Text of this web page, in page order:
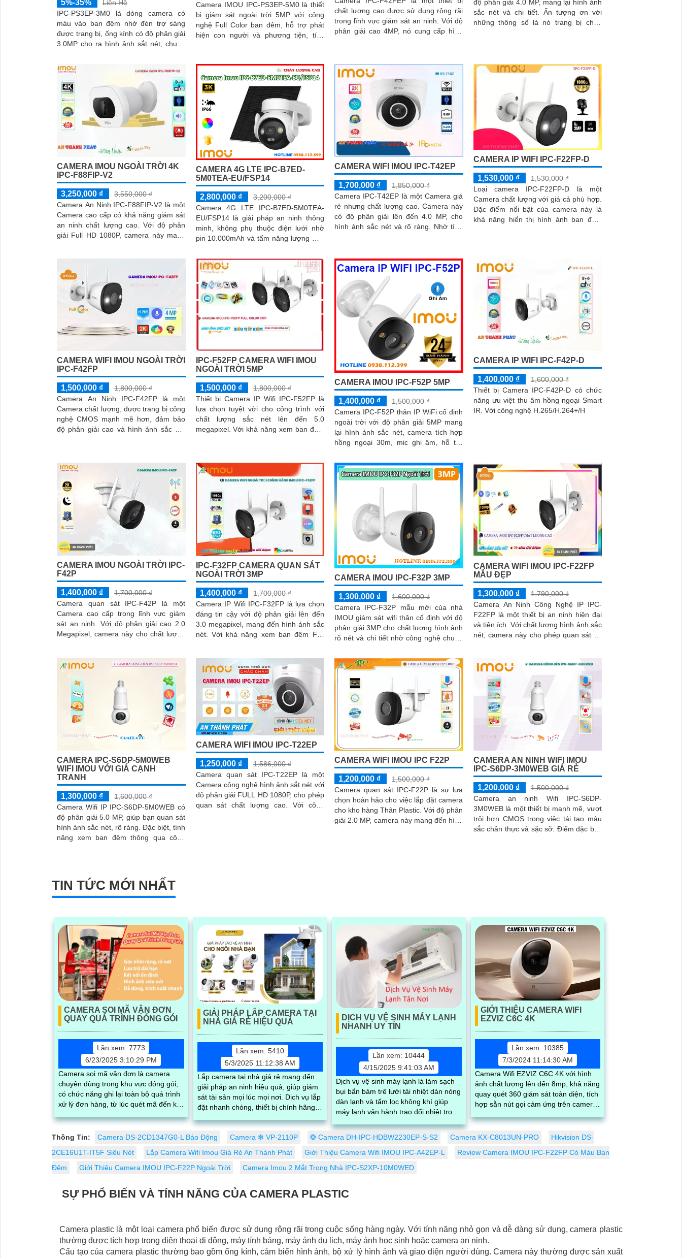
5%-35%
Liên Hệ
IPC-PS3EP-3M0 là dòng camera có
màu vào ban đêm nhờ đèn trợ sáng
được trang bị, ống kính có độ phân giải
3.0MP cho ra hình ảnh sắt nét, chuẩn
Camera IMOU IPC-PS3EP-5M0 là thiết
bị giám sát ngoài trời 5MP với công
nghệ Full Color ban đêm, hỗ trợ phát
hiện con người và phương tiện, tích
và văn phòng
chất lượng cao được sử dụng rộng rãi
trong lĩnh vực giám sát an ninh. Với độ
phân giải cao 4MP, nó cung cấp hình
độ phân giải 4.0 MP, mang lại hình ảnh
sắc nét và chi tiết. Ấn tượng ơn với
những thông số là nó trang bị chức
CAMERA IMOU NGOÀI TRỜI 4K
IPC-F88FIP-V2
3,250,000 ₫
3,550,000 ₫
Camera An Ninh IPC-F88FIP-V2 là một
Camera cao cấp có khả năng giám sát
an ninh chất lượng cao. Với độ phân
giải Full HD 1080P, camera này mang
CAMERA 4G LTE IPC-B7ED-
5M0TEA-EU/FSP14
2,800,000 ₫
3,200,000 ₫
Camera 4G LTE IPC-B7ED-5M0TEA-
EU/FSP14 là giải pháp an ninh thông
minh, không phụ thuộc điện lưới nhờ
pin 10.000mAh và tấm năng lượng mặt
CAMERA WIFI IMOU IPC-T42EP
1,700,000 ₫
1,850,000 ₫
Camera IPC-T42EP là một Camera giá
rẻ nhưng chất lượng cao. Camera này
có độ phân giải lên đến 4.0 MP, cho
hình ảnh sắc nét và rõ ràng. Nhờ tính
CAMERA IP WIFI IPC-F22FP-D
1,530,000 ₫
1,530,000 ₫
Loại camera IPC-F22FP-D là một
Camera chất lượng với giá cả phù hợp.
Đặc điểm nổi bật của camera này là
khả năng hiển thị hình ảnh ban đêm
CAMERA WIFI IMOU NGOÀI TRỜI
IPC-F42FP
1,500,000 ₫
1,800,000 ₫
Camera An Ninh IPC-F42FP là một
Camera chất lượng, được trang bị công
nghệ CMOS mạnh mẽ hơn, đảm bảo
độ phân giải cao và hình ảnh sắc nét
IPC-F52FP CAMERA WIFI IMOU
NGOÀI TRỜI 5MP
1,500,000 ₫
1,800,000 ₫
Thiết bị Camera IP Wifi IPC-F52FP là
lựa chọn tuyệt vời cho công trình với
chất lượng sắc nét lên đến 5.0
megapixel. Với khả năng xem ban đêm
CAMERA IMOU IPC-F52P 5MP
1,400,000 ₫
1,500,000 ₫
Camera IPC-F52P thân IP WiFi cố định
ngoài trời với độ phân giải 5MP mang
lại hình ảnh sắc nét, camera tích hợp
hồng ngoại 30m, mic ghi âm, hỗ trợ
CAMERA IP WIFI IPC-F42P-D
1,400,000 ₫
1,600,000 ₫
Thiết bị Camera IPC-F42P-D có chức
năng ưu việt thu âm hồng ngoại Smart
IR. Với công nghệ H.265/H.264+/H
CAMERA IMOU NGOÀI TRỜI IPC-
F42P
1,400,000 ₫
1,700,000 ₫
Camera quan sát IPC-F42P là một
Camera cao cấp trong lĩnh vực giám
sát an ninh. Với độ phân giải cao 2.0
Megapixel, camera này cho chất lượng
IPC-F32FP CAMERA QUAN SÁT
NGOÀI TRỜI 3MP
1,400,000 ₫
1,700,000 ₫
Camera IP Wifi IPC-F32FP là lựa chọn
đáng tin cậy với độ phân giải lên đến
3.0 megapixel, mang đến hình ảnh sắc
nét. Với khả năng xem ban đêm Full
CAMERA IMOU IPC-F32P 3MP
1,300,000 ₫
1,600,000 ₫
Camera IPC-F32P mẫu mới của nhà
IMOU giám sát wifi thân cố định với độ
phân giải 3MP cho chất lượng hình ảnh
rõ nét và chi tiết nhờ công nghệ chuẩn
CAMERA WIFI IMOU IPC-F22FP
MẪU ĐẸP
1,300,000 ₫
1,790,000 ₫
Camera An Ninh Công Nghệ IP IPC-
F22FP là một thiết bị an ninh hiện đại
và tiện ích. Với chất lượng hình ảnh sắc
nét, camera này cho phép quan sát và
CAMERA IPC-S6DP-5M0WEB
WIFI IMOU VỚI GIÁ CẠNH
TRANH
1,300,000 ₫
1,600,000 ₫
Camera Wifi IP IPC-S6DP-5M0WEB có
độ phân giải 5.0 MP, giúp bạn quan sát
hình ảnh sắc nét, rõ ràng. Đặc biệt, tính
năng xem ban đêm thông qua công
CAMERA WIFI IMOU IPC-T22EP
1,250,000 ₫
1,586,000 ₫
Camera quan sát IPC-T22EP là một
Camera công nghệ hình ảnh sắt nét với
độ phân giải FULL HD 1080P, cho phép
quan sát chất lượng cao. Với công
CAMERA WIFI IMOU IPC F22P
1,200,000 ₫
1,500,000 ₫
Camera quan sát IPC-F22P là sự lựa
chọn hoàn hảo cho việc lắp đặt camera
cho kho hàng Thân Plastic. Với độ phân
giải 2.0 MP, camera này mang đến hình
CAMERA AN NINH WIFI IMOU
IPC-S6DP-3M0WEB GIÁ RẺ
1,200,000 ₫
1,500,000 ₫
Camera an ninh Wifi IPC-S6DP-
3M0WEB là một thiết bị mạnh mẽ, vượt
trội hơn CMOS trong việc tái tạo màu
sắc chân thực và sặc sỡ. Điểm đặc biệt
TIN TỨC MỚI NHẤT
CAMERA SOI MÃ VẬN ĐƠN
QUAY QUÁ TRÌNH ĐÓNG GÓI
Lần xem: 7773
6/23/2025 3:10:29 PM
Camera soi mã vận đơn là camera
chuyên dùng trong khu vực đóng gói,
có chức năng ghi lại toàn bộ quá trình
xử lý đơn hàng, từ lúc quét mã đến khi
cao, góc nhìn rộng và khả năng lưu trữ
dài hạn, camera giúp quản lý dễ dàng
chế nhầm lẫn và thất thoát hàng hóa
GIẢI PHÁP LẮP CAMERA TẠI
NHÀ GIÁ RẺ HIỆU QUẢ
Lần xem: 5410
5/3/2025 11:12:38 AM
Lắp camera tại nhà giá rẻ mang đến
giải pháp an ninh hiệu quả, giúp giám
sát tài sản mọi lúc mọi nơi. Dịch vụ lắp
đặt nhanh chóng, thiết bị chính hãng,
tình và bảo hành lâu dài
DỊCH VỤ VỆ SINH MÁY LẠNH
NHANH UY TÍN
Lần xem: 10444
4/15/2025 9:41:03 AM
Dịch vụ vệ sinh máy lạnh là làm sạch
bụi bẩn bám trê lưới tải nhiệt dàn nóng
dàn lạnh và tấm lọc không khí giúp
máy lạnh vận hành trao đổi nhiệt trong
hành của máy lạnh đồng thời tiết kiệm
điện và tạo không khí trong lành chống
mùi hôi
GIỚI THIỆU CAMERA WIFI
EZVIZ C6C 4K
Lần xem: 10385
7/3/2024 11:14:30 AM
Camera Wifi EZVIZ C6C 4K với hình
ảnh chất lượng lên đến 8mp, khả năng
quay quét 360 giám sát toàn diện, tích
hợp sẵn nút gọi cảm ứng trên camera
Thông Tin: Camera DS-2CD1347G0-L Báo Động Camera ❇ VP-2110P ❂ Camera DH-IPC-HDBW2230EP-S-S2 Camera KX-C8013UN-PRO
Hikvision DS-
2CE16U1T-IT5F Siêu Nét
Lắp Camera Wifi Imou Giá Rẻ An Thành Phát Giới Thiệu Camera Wifi IMOU IPC-A42EP-L
Review Camera IMOU IPC-F22FP Có Màu Ban
Đêm
Giới Thiệu Camera IMOU IPC-F22P Ngoài Trời Camera Imou 2 Mắt Trong Nhà IPC-S2XP-10M0WED
SỰ PHỔ BIẾN VÀ TÍNH NĂNG CỦA CAMERA PLASTIC
Camera plastic là một loại camera phổ biến được sử dụng rộng rãi trong cuộc sống hàng ngày. Với tính năng nhỏ gọn và dễ dàng sử dụng, camera plastic
thường được tích hợp trong điện thoại di động, máy tính bảng, máy ảnh du lịch, máy ảnh học sinh hoặc camera an ninh.
Cấu tạo của camera plastic thường bao gồm ống kính, cảm biến hình ảnh, bộ xử lý hình ảnh và giao diện người dùng. Camera này thường được sản xuất